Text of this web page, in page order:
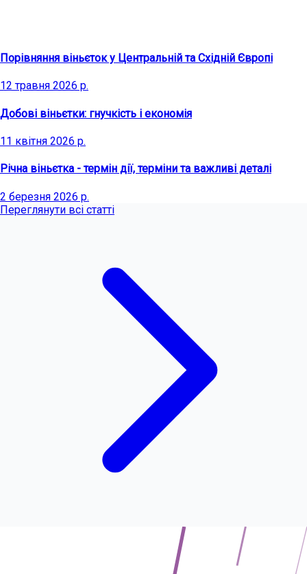
Порівняння віньєток у Центральній та Східній Європі
12 травня 2026 р.
Добові віньєтки: гнучкість і економія
11 квітня 2026 р.
Річна віньєтка - термін дії, терміни та важливі деталі
2 березня 2026 р.
Переглянути всі статті